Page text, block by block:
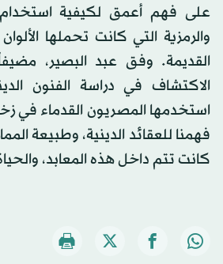
على فهم أعمق لكيفية استخدام
والرمزية التي كانت تحملها
القديمة. وفق عبد البصير،
الاكتشاف في دراسة الفنون
استخدمها المصريون القدماء في
فهمنا للعقائد الدينية، وطبيعة
كانت تتم داخل هذه المعابد،